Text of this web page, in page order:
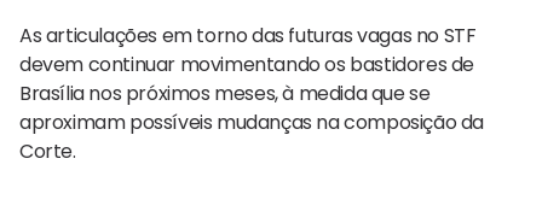
As articulações em torno das futuras vagas no STF
devem continuar movimentando os bastidores de
Brasília nos próximos meses, à medida que se
aproximam possíveis mudanças na composição da
Corte.